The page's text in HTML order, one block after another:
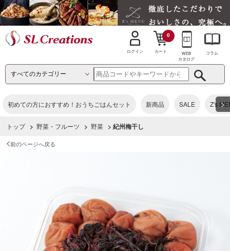
ログイン カート
0
WEB
カタログ
コラム
初めての方におすすめ！おうちごはんセット 新商品 SALE Z's >
トップ > 野菜・フルーツ > 野菜 > 紀州梅干し
前のページへ戻る